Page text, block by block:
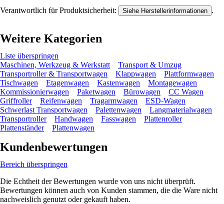
Verantwortlich für Produktsicherheit: Siehe Herstellerinformationen .
Weitere Kategorien
Liste überspringen
Maschinen, Werkzeug & Werkstatt
Transport & Umzug
Transportroller & Transportwagen
Klappwagen
Plattformwagen
Tischwagen
Etagenwagen Kastenwagen
Montagewagen
Kommissionierwagen
Paketwagen Bürowagen
CC Wagen
Griffroller
Reifenwagen Tragarmwagen
ESD-Wagen
Schwerlast Transportwagen
Palettenwagen
Langmaterialwagen
Transportroller
Handwagen Fasswagen
Plattenroller
Plattenständer
Plattenwagen
Kundenbewertungen
Bereich überspringen
Die Echtheit der Bewertungen wurde von uns nicht überprüft.
Bewertungen können auch von Kunden stammen, die die Ware nicht
nachweislich genutzt oder gekauft haben.